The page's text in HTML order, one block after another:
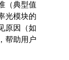
（典型值
光模块的
原因（如
帮助用户